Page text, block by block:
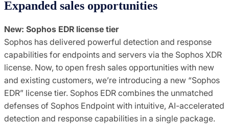
Expanded sales opportunities
New: Sophos EDR license tier
Sophos has delivered powerful detection and response
capabilities for endpoints and servers via the Sophos XDR
license. Now, to open fresh sales opportunities with new
and existing customers, we’re introducing a new “Sophos
EDR” license tier. Sophos EDR combines the unmatched
defenses of Sophos Endpoint with intuitive, AI-accelerated
detection and response capabilities in a single package.